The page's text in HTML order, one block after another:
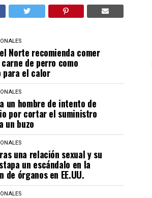
Norte recomienda comer
de perro como
para el calor
un hombre de intento de
por cortar el suministro
un buzo
una relación sexual y su
un escándalo en la
de órganos en EE.UU.